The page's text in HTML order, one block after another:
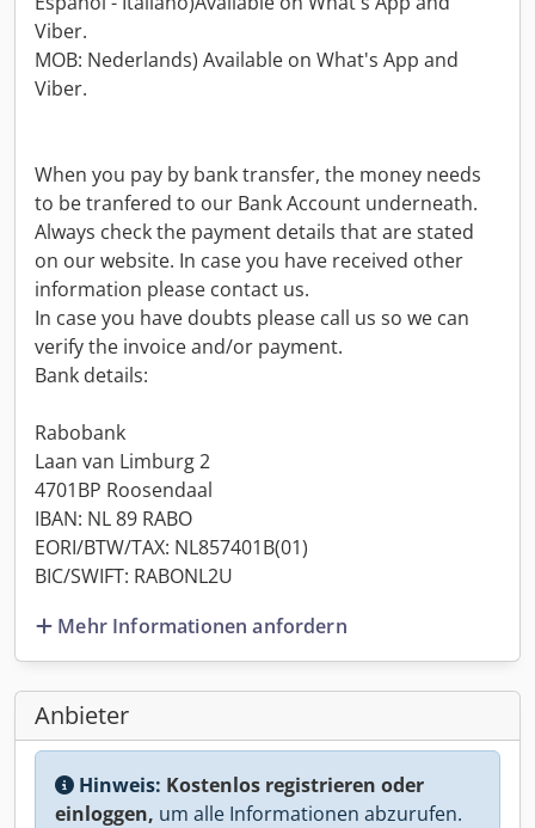
Viber.
MOB: Nederlands) Available on What's App and
Viber.
When you pay by bank transfer, the money needs
to be tranfered to our Bank Account underneath.
Always check the payment details that are stated
on our website. In case you have received other
information please contact us.
In case you have doubts please call us so we can
verify the invoice and/or payment.
Bank details:
Rabobank
Laan van Limburg 2
4701BP Roosendaal
IBAN: NL 89 RABO
EORI/BTW/TAX: NL857401B(01)
BIC/SWIFT: RABONL2U
Mehr Informationen anfordern
Anbieter
Hinweis: Kostenlos registrieren oder
einloggen, um alle Informationen abzurufen.